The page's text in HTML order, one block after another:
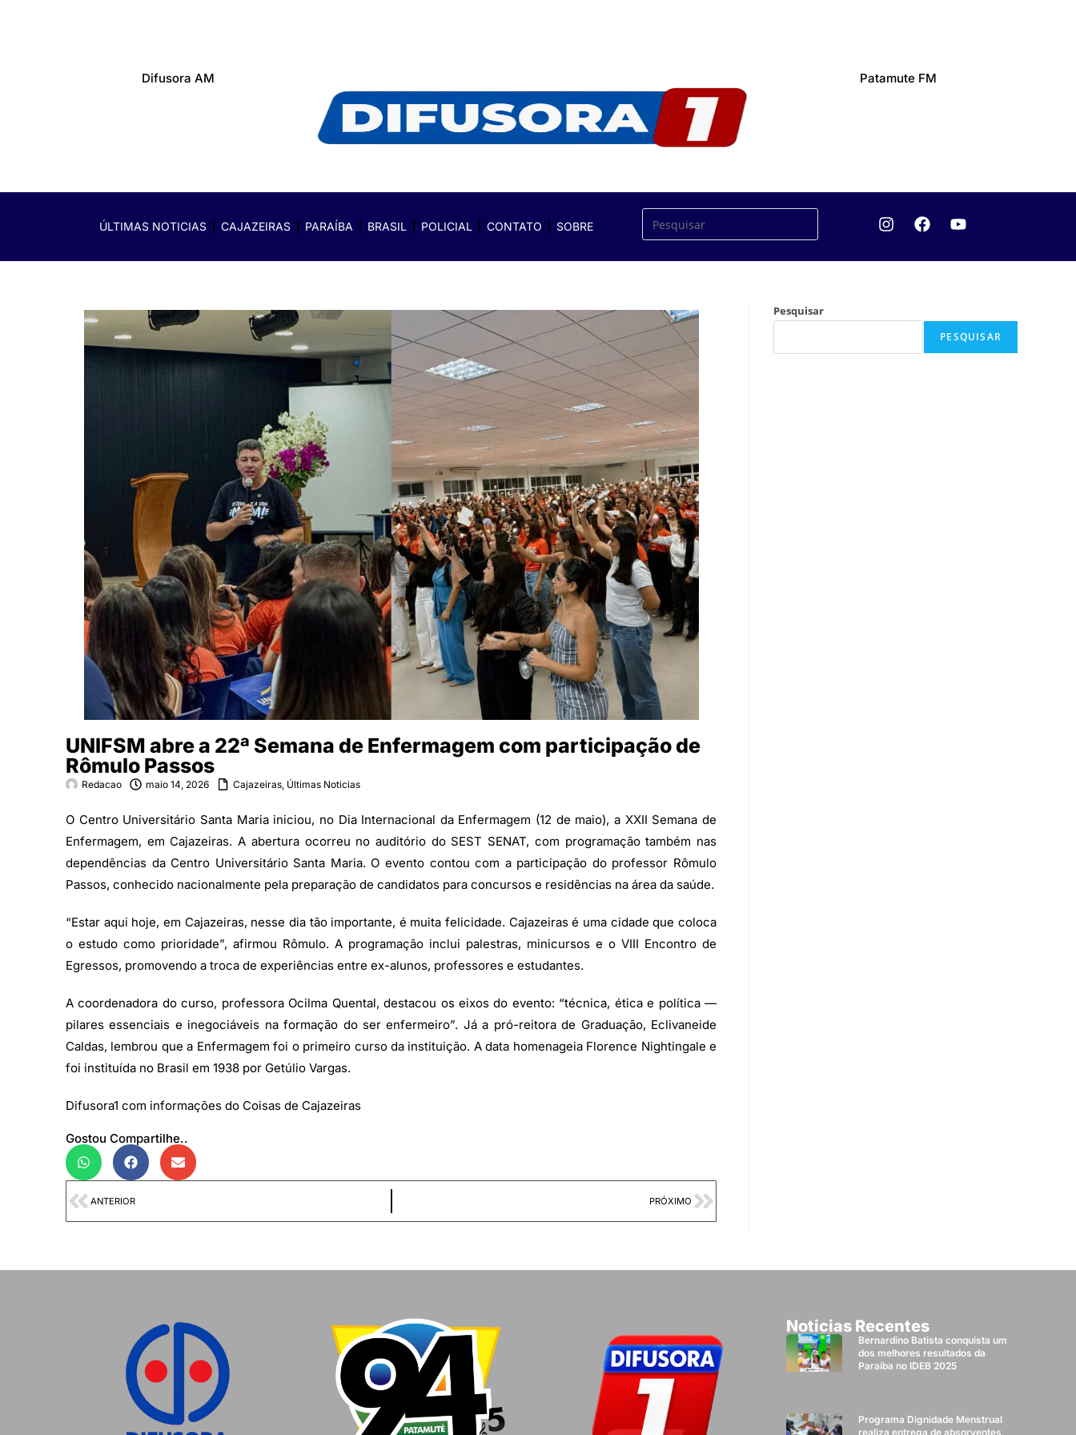
Difusora AM Patamute FM
ÚLTIMAS NOTICIAS CAJAZEIRAS PARAÍBA BRASIL POLICIAL CONTATO SOBRE
UNIFSM abre a 22ª Semana de Enfermagem com participação de
Rômulo Passos
Redacao maio 14, 2026 Cajazeiras, Últimas Noticias
O Centro Universitário Santa Maria iniciou, no Dia Internacional da Enfermagem (12 de maio), a XXII Semana de
Enfermagem, em Cajazeiras. A abertura ocorreu no auditório do SEST SENAT, com programação também nas
dependências da Centro Universitário Santa Maria. O evento contou com a participação do professor Rômulo
Passos, conhecido nacionalmente pela preparação de candidatos para concursos e residências na área da saúde.
“Estar aqui hoje, em Cajazeiras, nesse dia tão importante, é muita felicidade. Cajazeiras é uma cidade que coloca
o estudo como prioridade”, afirmou Rômulo. A programação inclui palestras, minicursos e o VIII Encontro de
Egressos, promovendo a troca de experiências entre ex-alunos, professores e estudantes.
A coordenadora do curso, professora Ocilma Quental, destacou os eixos do evento: “técnica, ética e política —
pilares essenciais e inegociáveis na formação do ser enfermeiro”. Já a pró-reitora de Graduação, Eclivaneide
Caldas, lembrou que a Enfermagem foi o primeiro curso da instituição. A data homenageia Florence Nightingale e
foi instituída no Brasil em 1938 por Getúlio Vargas.
Difusora1 com informações do Coisas de Cajazeiras
Gostou Compartilhe..
ANTERIOR PRÓXIMO
Pesquisar
PESQUISAR
Noticias Recentes
Bernardino Batista conquista um
dos melhores resultados da
Paraíba no IDEB 2025
Programa Dignidade Menstrual
realiza entrega de absorventes